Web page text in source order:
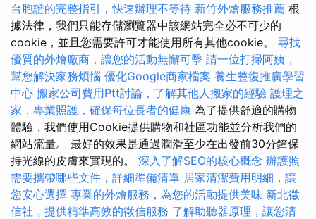
台胞證的完整指引，快速辦理不等待 新竹外燴服務推薦 根
據法律，我們只能存儲瀏覽器中該網站完全必不可少的
cookie，並且您需要許可才能使用所有其他cookie。 尋找
優質的外燴廠商，讓您的活動無懈可擊 請一位打掃阿姨，
幫您解決家務煩惱 優化Google商家檔案 養生整復推廣學習
中心 搬家公司費用Ptt討論，了解其他人搬家的經驗 護理之
家，專業照護，確保每位長者的健康 為了提供舒適的購物
體驗，我們使用Cookie提供購物和社區功能並分析我們的
網站流量。 最好的效果是通過潤滑至少在出發前30分鐘保
持光線的皮膚來實現的。 深入了解SEO的核心概念 辦護照
需要攜帶哪些文件，詳細準備清單 居家清潔費用明細，讓
您安心選擇 專業的外燴服務，為您的活動提供美味 新北徵
信社，提供精準高效的徵信服務 了解助聽器原理，讓您清